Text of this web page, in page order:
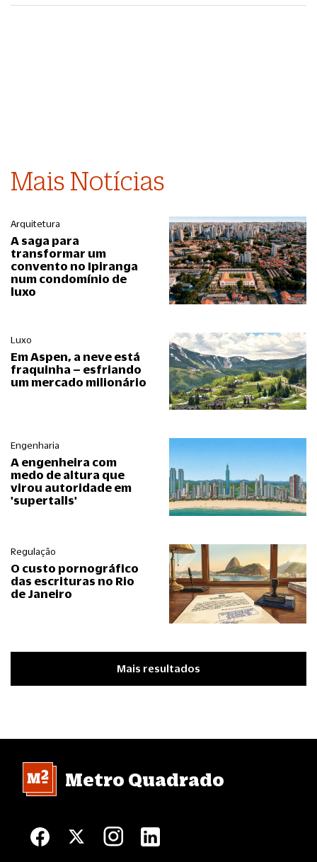
Mais Notícias
Arquitetura
A saga para
transformar um
convento no Ipiranga
num condomínio de
luxo
Luxo
Em Aspen, a neve está
fraquinha – esfriando
um mercado milionário
Engenharia
A engenheira com
medo de altura que
virou autoridade em
'supertalls'
Regulação
O custo pornográfico
das escrituras no Rio
de Janeiro
Mais resultados
Metro Quadrado